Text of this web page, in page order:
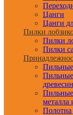
Цанги
Цанги
Пилки
Пилки
Пилки
Пильные
Пильные
металла
Полотна